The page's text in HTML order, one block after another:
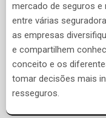
mercado de seguros
entre várias
as empresas
e compartilhem
conceito e os
tomar decisões mais
resseguros.